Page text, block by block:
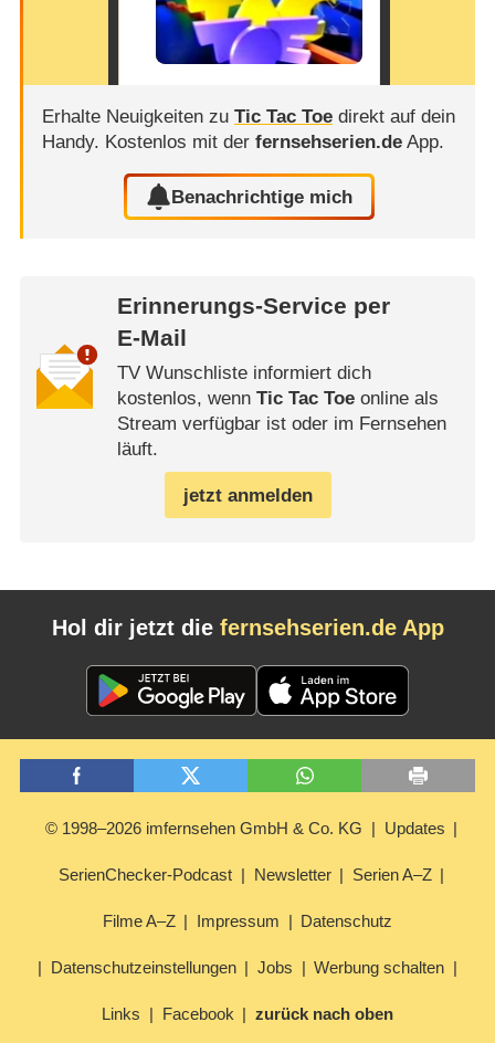
Erhalte Neuigkeiten zu Tic Tac Toedirekt auf dein
Handy. Kostenlos mit der fernsehserien.deApp.
Benachrichtige mich
Erinnerungs-Service per
E-Mail
TV Wunschliste informiert dich
kostenlos, wenn Tic Tac Toeonline als
Stream verfügbar ist oder im Fernsehen
läuft.
jetzt anmelden
Hol dir jetzt die fernsehserien.de App
© 1998–2026 imfernsehen GmbH & Co. KG Updates
SerienChecker-Podcast Newsletter Serien A–Z
Filme A–Z Impressum Datenschutz
Datenschutzeinstellungen Jobs Werbung schalten
Links Facebook zurück nach oben